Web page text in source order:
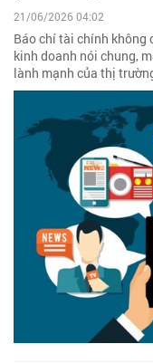
21/06/2026 04:02
Báo chí tài chính không
kinh doanh nói chung,
lành mạnh của thị